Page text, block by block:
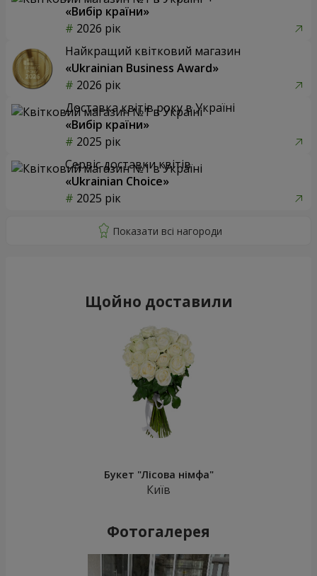
«Вибір країни»
2026 рік
Найкращий квітковий магазин
«Ukrainian Business Award»
2026 рік
Доставка квітів року в Україні
«Вибір країни»
2025 рік
Сервіс доставки квітів
«Ukrainian Choice»
2025 рік
Щойно доставили
Букет "Лісова німфа"
Київ
Фотогалерея